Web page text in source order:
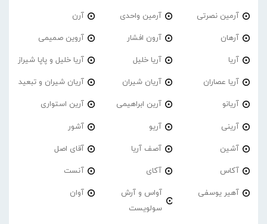
آرمین نصرتی آرمین واحدی آرن
آرهان آرون افشار آروین صمیمی
آریا آریا خلیل آریا خلیل و پاپا شیراز
آریا عصاران آریان شیران آریان شیران و تبعید
آریانو آرین ابراهیمی آرین استواری
آرینی آریو آشور
آشین آصف آریا آقای اصل
آکاس آکای آنست
آهیر یوسفی
آواس و آرش
سولویست
آوان